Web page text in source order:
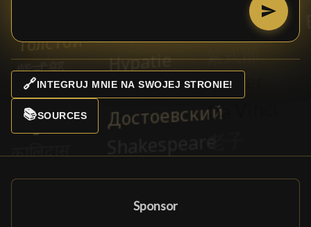
🔗INTEGRUJ MNIE NA SWOJEJ STRONIE!
📚SOURCES
Sponsor